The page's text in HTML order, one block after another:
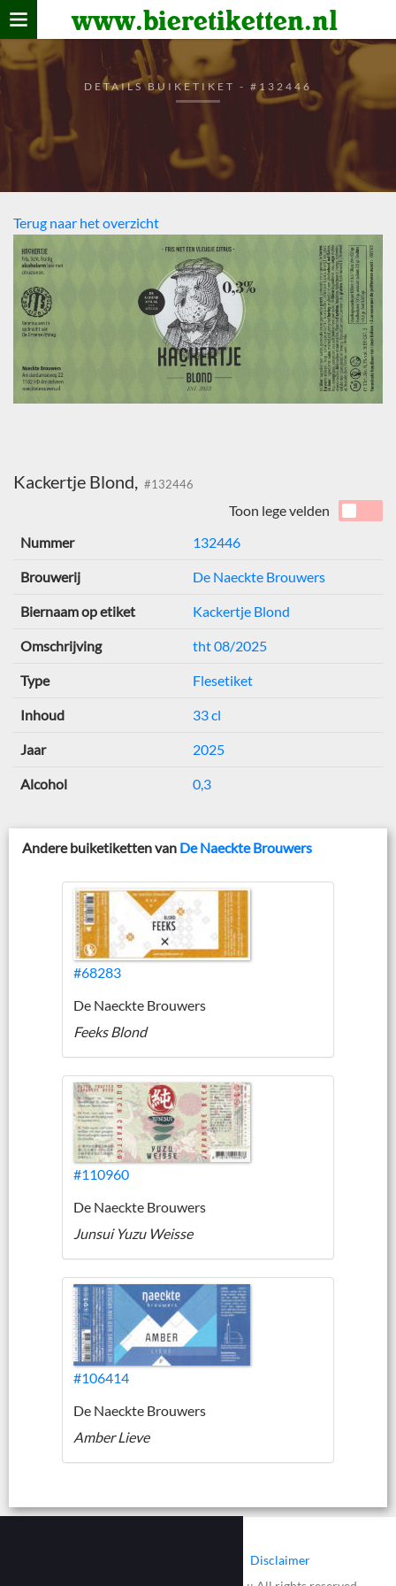
www.bieretiketten.nl
Home
verzamelen
De bierkaart
Bezoekers
DETAILS BUIKETIKET - #132446
Terug naar het overzicht
Kackertje Blond, #132446
Toon lege velden
Nummer
132446
Brouwerij De Naeckte Brouwers
Biernaam op etiket Kackertje Blond
Omschrijving tht 08/2025
Type Flesetiket
Inhoud 33 cl
Jaar 2025
Alcohol 0,3
Andere buiketiketten van De Naeckte Brouwers
#68283
De Naeckte Brouwers
Feeks Blond
#110960
De Naeckte Brouwers
Junsui Yuzu Weisse
#106414
De Naeckte Brouwers
Amber Lieve
Disclaimer